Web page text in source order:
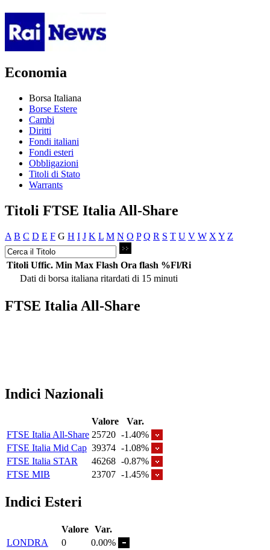
Economia
Borsa Italiana
Borse Estere
Cambi
Diritti
Fondi italiani
Fondi esteri
Obbligazioni
Titoli di Stato
Warrants
Titoli FTSE Italia All-Share
A B C D E F G H I J K L M N O P Q R S T U V W X Y Z
Titoli Uffic. Min Max Flash Ora flash %Fl/Ri
Dati di borsa italiana ritardati di 15 minuti
FTSE Italia All-Share
Indici Nazionali
Valore
Var.
FTSE Italia All-Share 25720 -1.40%
FTSE Italia Mid Cap 39374 -1.08%
FTSE Italia STAR
46268 -0.87%
FTSE MIB
23707 -1.45%
Indici Esteri
Valore Var.
LONDRA
0
0.00%